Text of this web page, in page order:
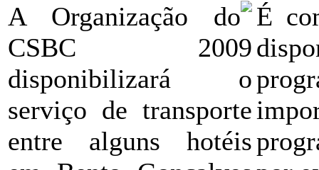
A Organização do
CSBC 2009
disponibilizará o
serviço de transporte
entre alguns hotéis
É